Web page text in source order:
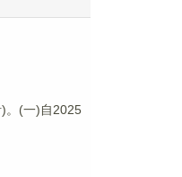
。(一)自2025